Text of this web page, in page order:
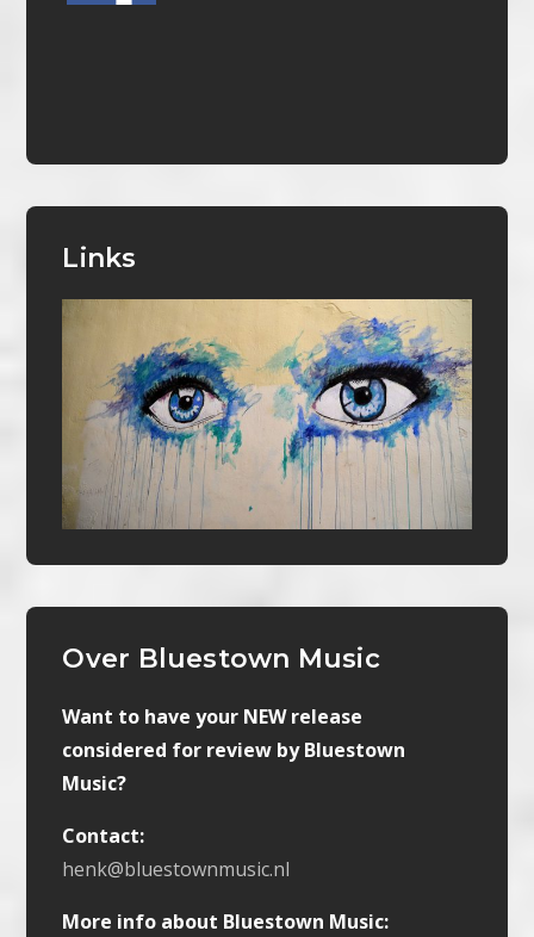
Links
Over Bluestown Music
Want to have your NEW release
considered for review by Bluestown
Music?
Contact:
henk@bluestownmusic.nl
More info about Bluestown Music: